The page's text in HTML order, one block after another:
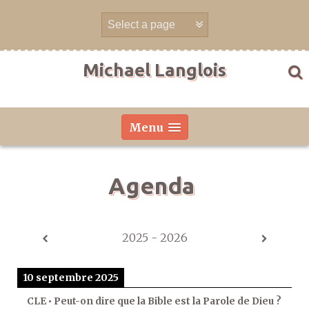
Michael Langlois
Menu
Agenda
2025 - 2026
10 septembre 2025
CLE • Peut-on dire que la Bible est la Parole de Dieu ?